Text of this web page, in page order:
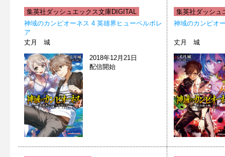
集英社ダッシュエックス文庫DIGITAL
神域のカンピオーネス 4 英雄界ヒューペルボレ
ア
丈月 城
2018年12月21日
配信開始
集英社ダッシュ
神域のカンピオ
丈月 城